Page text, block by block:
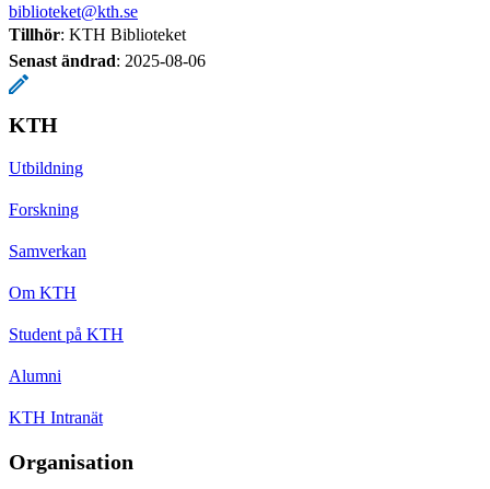
biblioteket@kth.se
Tillhör: KTH Biblioteket
Senast ändrad: 2025-08-06
KTH
Utbildning
Forskning
Samverkan
Om KTH
Student på KTH
Alumni
KTH Intranät
Organisation